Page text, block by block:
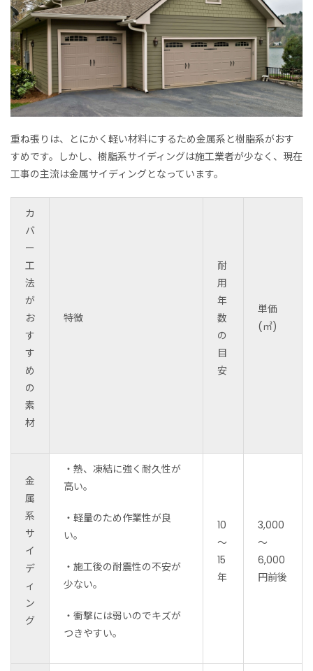
重ね張りは、とにかく軽い材料にするため金属系と樹脂系がおす
すめです。しかし、樹脂系サイディングは施工業者が少なく、現在
工事の主流は金属サイディングとなっています。
カ
バ
ー
工
法
が
お
す
す
め
の
素
材
特徴
耐
用
年
数
の
目
安
単価
(㎡)
金
属
系
サ
イ
デ
ィ
ン
グ
・熱、凍結に強く耐久性が
高い。
・軽量のため作業性が良
い。
・施工後の耐震性の不安が
少ない。
・衝撃には弱いのでキズが
つきやすい。
10
～
15
年
3,000
～
6,000
円前後